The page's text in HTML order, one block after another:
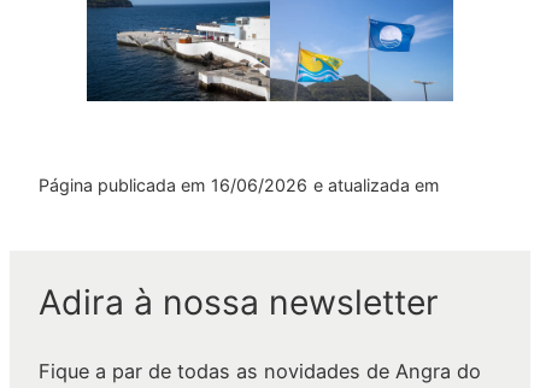
Página publicada em 16/06/2026 e atualizada em
Adira à nossa newsletter
Fique a par de todas as novidades de Angra do